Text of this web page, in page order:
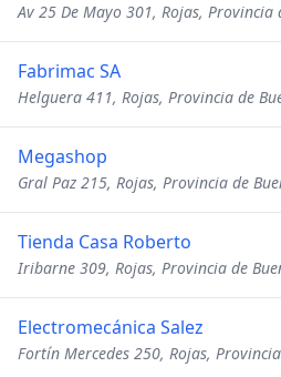
Av 25 De Mayo 301, Rojas, Provincia
Fabrimac SA
Helguera 411, Rojas, Provincia de
Megashop
Gral Paz 215, Rojas, Provincia de
Tienda Casa Roberto
Iribarne 309, Rojas, Provincia de
Electromecánica Salez
Fortín Mercedes 250, Rojas,